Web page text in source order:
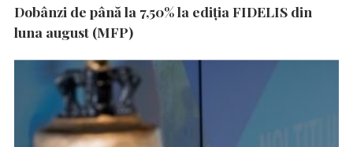
Dobânzi de până la 7,50% la ediția FIDELIS din
luna august (MFP)